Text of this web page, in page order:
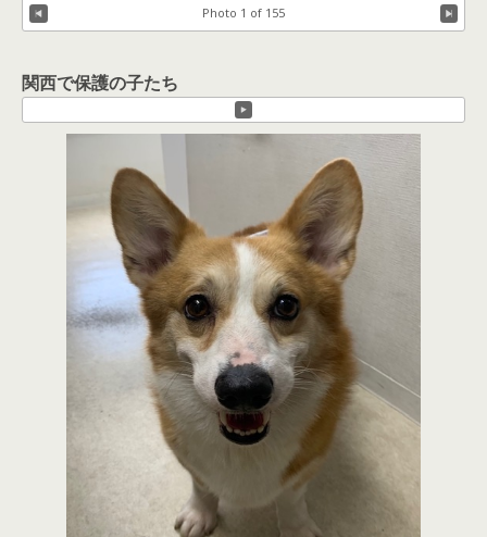
Photo 1 of 155
関西で保護の子たち